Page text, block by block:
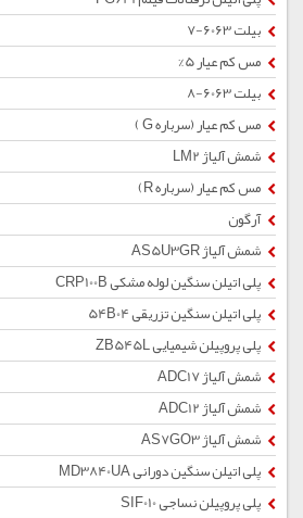
بیلت 6063-7
مس کم عیار 5%
بیلت 6063-8
مس کم عیار (سرباره G )
شمش آلیاژ LM2
مس کم عیار (سرباره R)
آرگون
شمش آلیاژ AS5U3GR
پلی اتیلن سنگین لوله مشکی CRP100B
پلی اتیلن سنگین تزریقی 54B04
پلی پروپیلن شیمیایی ZB545L
شمش آلیاژ ADC17
شمش آلیاژ ADC12
شمش آلیاژ AS7GO3
پلی اتیلن سنگین دورانی MD3840UA
پلی پروپیلن نساجی SIF010